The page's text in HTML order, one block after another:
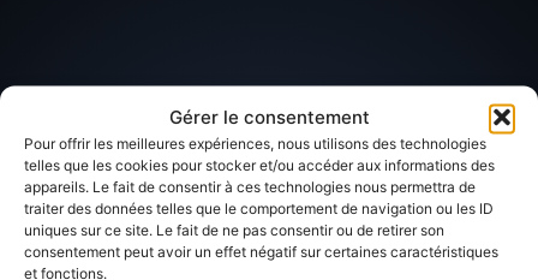
Gérer le consentement
Pour offrir les meilleures expériences, nous utilisons des technologies
telles que les cookies pour stocker et/ou accéder aux informations des
appareils. Le fait de consentir à ces technologies nous permettra de
traiter des données telles que le comportement de navigation ou les ID
uniques sur ce site. Le fait de ne pas consentir ou de retirer son
consentement peut avoir un effet négatif sur certaines caractéristiques
et fonctions.
SECTEUR D'INTÉRÊT
Avis surSaint Jacques